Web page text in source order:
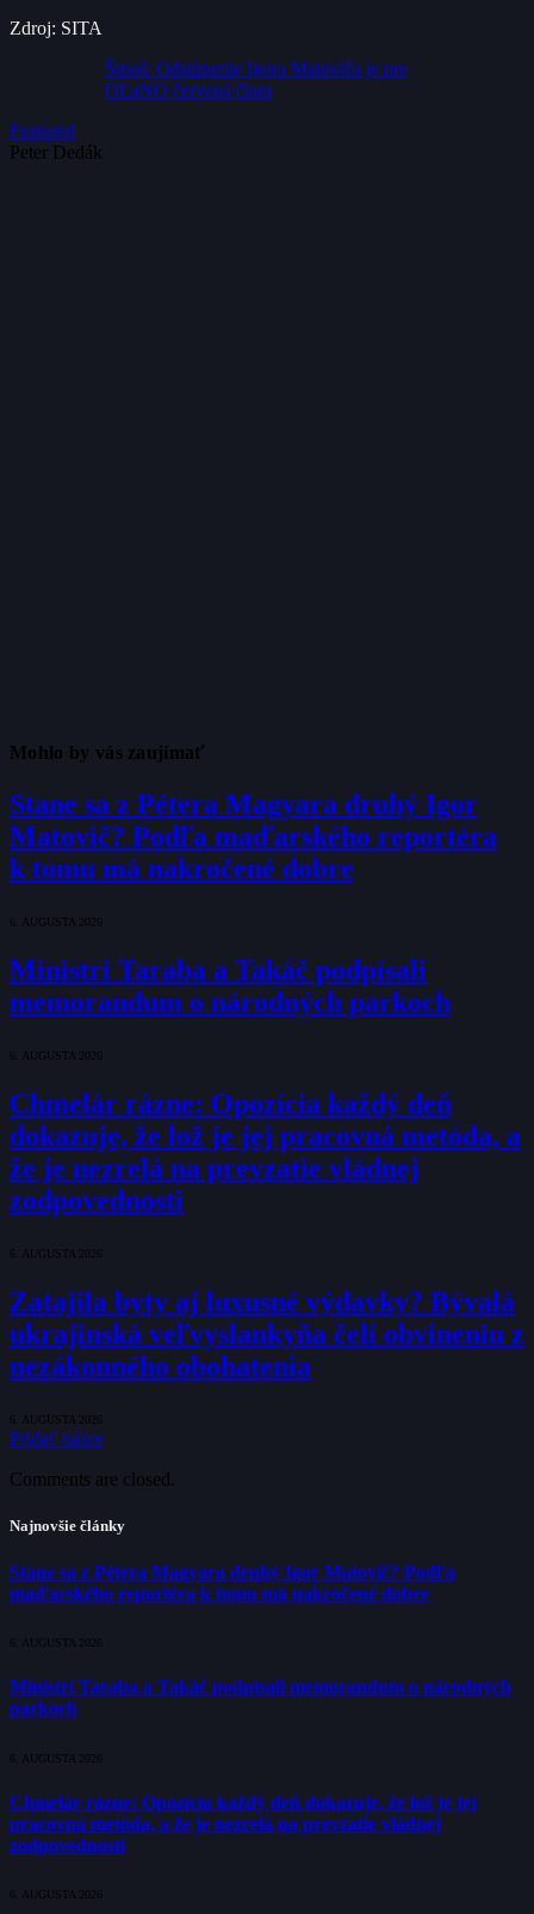
Zdroj: SITA
Šipoš: Odstúpenie Igora Matoviča je pre
OĽaNO červená čiara
Featured
Peter Dedák
Mohlo by vás zaujímať
Stane sa z Pétera Magyara druhý Igor
Matovič? Podľa maďarského reportéra
k tomu má nakročené dobre
6. AUGUSTA 2026
Ministri Taraba a Takáč podpísali
memorandum o národných parkoch
6. AUGUSTA 2026
Chmelár rázne: Opozícia každý deň
dokazuje, že lož je jej pracovná metóda, a
že je nezrelá na prevzatie vládnej
zodpovednosti
6. AUGUSTA 2026
Zatajila byty aj luxusné výdavky? Bývalá
ukrajinská veľvyslankyňa čelí obvineniu z
nezákonného obohatenia
6. AUGUSTA 2026
Pridať názor
Comments are closed.
Najnovšie články
Stane sa z Pétera Magyara druhý Igor Matovič? Podľa
maďarského reportéra k tomu má nakročené dobre
6. AUGUSTA 2026
Ministri Taraba a Takáč podpísali memorandum o národných
parkoch
6. AUGUSTA 2026
Chmelár rázne: Opozícia každý deň dokazuje, že lož je jej
pracovná metóda, a že je nezrelá na prevzatie vládnej
zodpovednosti
6. AUGUSTA 2026